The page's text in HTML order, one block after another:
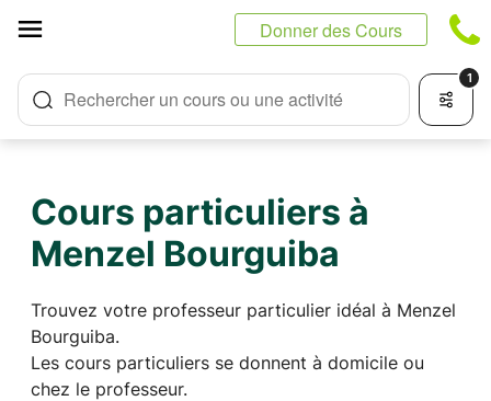
Donner des Cours
Rechercher un cours ou une activité
1
Cours particuliers à
Menzel Bourguiba
Trouvez votre professeur particulier idéal à Menzel
Bourguiba.
Les cours particuliers se donnent à domicile ou
chez le professeur.